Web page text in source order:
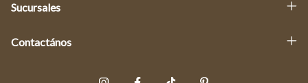
Sucursales
Contactános